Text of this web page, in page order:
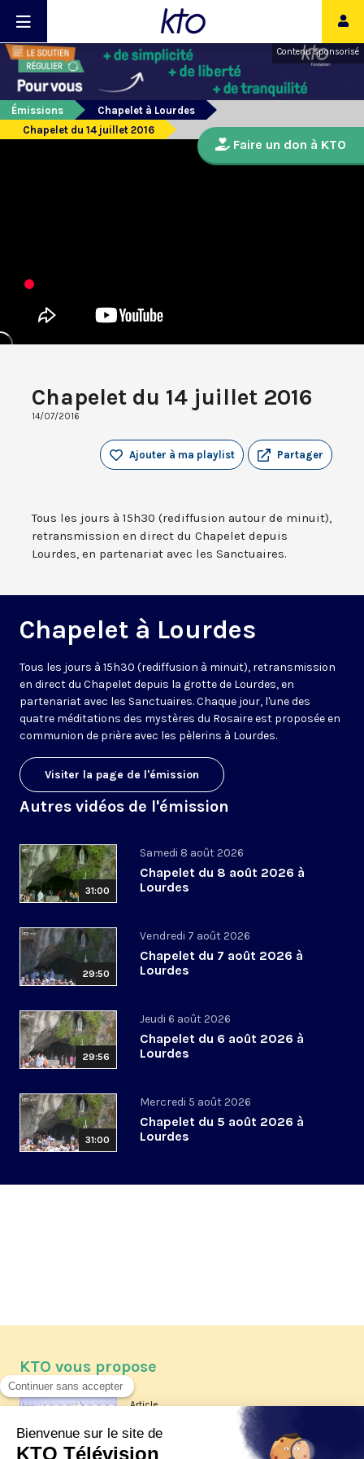
Contenu sponsorisé
Émissions
Chapelet à Lourdes
Chapelet du 14 juillet 2016
Chapelet du 14 juillet 2016
14/07/2016
Partager
Ajouter à ma playlist
Tous les jours à 15h30 (rediffusion autour de minuit),
retransmission en direct du Chapelet depuis
Lourdes, en partenariat avec les Sanctuaires.
Chapelet à Lourdes
Tous les jours à 15h30 (rediffusion à minuit), retransmission
en direct du Chapelet depuis la grotte de Lourdes, en
partenariat avec les Sanctuaires. Chaque jour, l'une des
quatre méditations des mystères du Rosaire est proposée en
communion de prière avec les pèlerins à Lourdes.
Visiter la page de l'émission
Autres vidéos de l'émission
31:00
Samedi 8 août 2026
Chapelet du 8 août 2026 à
Lourdes
29:50
Vendredi 7 août 2026
Chapelet du 7 août 2026 à
Lourdes
29:56
Jeudi 6 août 2026
Chapelet du 6 août 2026 à
Lourdes
31:00
Mercredi 5 août 2026
Chapelet du 5 août 2026 à
Lourdes
Faire un don à KTO
KTO vous propose
Article
Les reportages d'été 2026 de KTO